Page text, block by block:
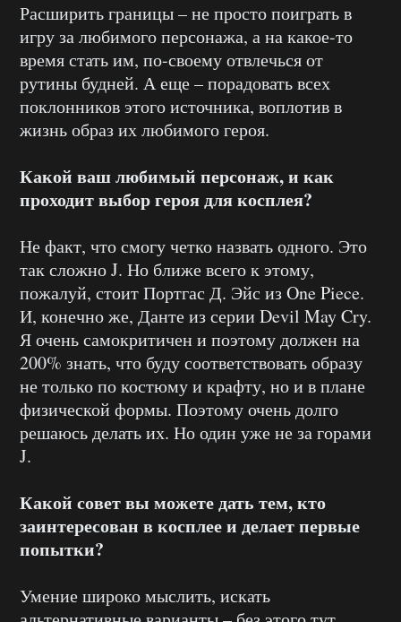
Расширить границы – не просто поиграть в
игру за любимого персонажа, а на какое-то
время стать им, по-своему отвлечься от
рутины будней. А еще – порадовать всех
поклонников этого источника, воплотив в
жизнь образ их любимого героя.
Какой ваш любимый персонаж, и как
проходит выбор героя для косплея?
Не факт, что смогу четко назвать одного. Это
так сложно J. Но ближе всего к этому,
пожалуй, стоит Портгас Д. Эйс из One Piece.
И, конечно же, Данте из серии Devil May Cry.
Я очень самокритичен и поэтому должен на
200% знать, что буду соответствовать образу
не только по костюму и крафту, но и в плане
физической формы. Поэтому очень долго
решаюсь делать их. Но один уже не за горами
J.
Какой совет вы можете дать тем, кто
заинтересован в косплее и делает первые
попытки?
Умение широко мыслить, искать